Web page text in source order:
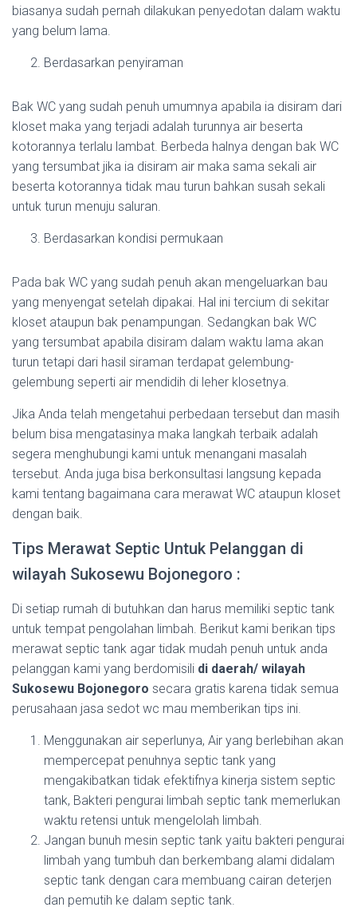
biasanya sudah pernah dilakukan penyedotan dalam waktu
yang belum lama.
Berdasarkan penyiraman
Bak WC yang sudah penuh umumnya apabila ia disiram dari
kloset maka yang terjadi adalah turunnya air beserta
kotorannya terlalu lambat. Berbeda halnya dengan bak WC
yang tersumbat jika ia disiram air maka sama sekali air
beserta kotorannya tidak mau turun bahkan susah sekali
untuk turun menuju saluran.
Berdasarkan kondisi permukaan
Pada bak WC yang sudah penuh akan mengeluarkan bau
yang menyengat setelah dipakai. Hal ini tercium di sekitar
kloset ataupun bak penampungan. Sedangkan bak WC
yang tersumbat apabila disiram dalam waktu lama akan
turun tetapi dari hasil siraman terdapat gelembung-
gelembung seperti air mendidih di leher klosetnya.
Jika Anda telah mengetahui perbedaan tersebut dan masih
belum bisa mengatasinya maka langkah terbaik adalah
segera menghubungi kami untuk menangani masalah
tersebut. Anda juga bisa berkonsultasi langsung kepada
kami tentang bagaimana cara merawat WC ataupun kloset
dengan baik.
Tips Merawat Septic Untuk Pelanggan di
wilayah Sukosewu Bojonegoro :
Di setiap rumah di butuhkan dan harus memiliki septic tank
untuk tempat pengolahan limbah. Berikut kami berikan tips
merawat septic tank agar tidak mudah penuh untuk anda
pelanggan kami yang berdomisili di daerah/ wilayah
Sukosewu Bojonegoro secara gratis karena tidak semua
perusahaan jasa sedot wc mau memberikan tips ini.
Menggunakan air seperlunya, Air yang berlebihan akan
mempercepat penuhnya septic tank yang
mengakibatkan tidak efektifnya kinerja sistem septic
tank, Bakteri pengurai limbah septic tank memerlukan
waktu retensi untuk mengelolah limbah.
Jangan bunuh mesin septic tank yaitu bakteri pengurai
limbah yang tumbuh dan berkembang alami didalam
septic tank dengan cara membuang cairan deterjen
dan pemutih ke dalam septic tank.